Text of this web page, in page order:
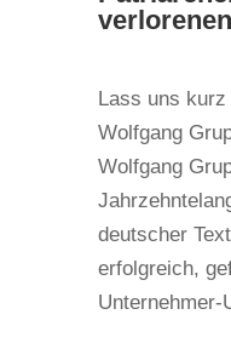
Lass uns
Wolfgang
Wolfgang
deutscher
erfolgreich,
Unternehmer-